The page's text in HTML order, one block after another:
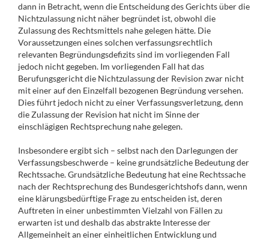
dann in Betracht, wenn die Entscheidung des Gerichts über die
Nichtzulassung nicht näher begründet ist, obwohl die
Zulassung des Rechtsmittels nahe gelegen hätte. Die
Voraussetzungen eines solchen verfassungsrechtlich
relevanten Begründungsdefizits sind im vorliegenden Fall
jedoch nicht gegeben. Im vorliegenden Fall hat das
Berufungsgericht die Nichtzulassung der Revision zwar nicht
mit einer auf den Einzelfall bezogenen Begründung versehen.
Dies führt jedoch nicht zu einer Verfassungsverletzung, denn
die Zulassung der Revision hat nicht im Sinne der
einschlägigen Rechtsprechung nahe gelegen.
Insbesondere ergibt sich – selbst nach den Darlegungen der
Verfassungsbeschwerde – keine grundsätzliche Bedeutung der
Rechtssache. Grundsätzliche Bedeutung hat eine Rechtssache
nach der Rechtsprechung des Bundesgerichtshofs dann, wenn
eine klärungsbedürftige Frage zu entscheiden ist, deren
Auftreten in einer unbestimmten Vielzahl von Fällen zu
erwarten ist und deshalb das abstrakte Interesse der
Allgemeinheit an einer einheitlichen Entwicklung und